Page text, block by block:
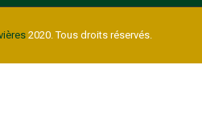
2020. Tous droits réservés.